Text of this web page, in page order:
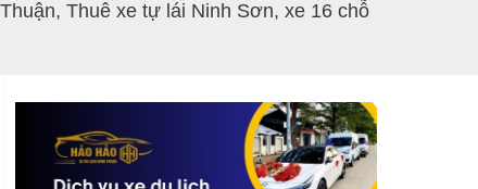
, Thuê xe tự lái Ninh Sơn, xe 16 chỗ